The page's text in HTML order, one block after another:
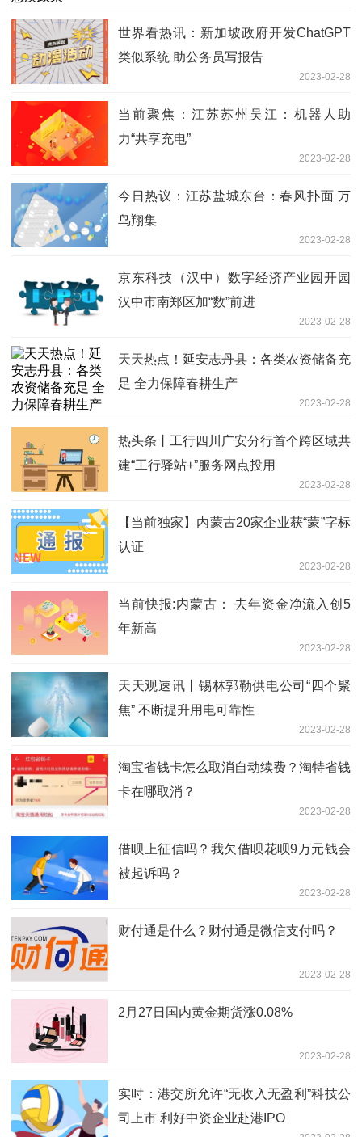
世界看热讯：新加坡政府开发ChatGPT
类似系统 助公务员写报告
2023-02-28
当前聚焦：江苏苏州吴江：机器人助
力“共享充电”
2023-02-28
今日热议：江苏盐城东台：春风扑面 万
鸟翔集
2023-02-28
京东科技（汉中）数字经济产业园开园
汉中市南郑区加“数”前进
2023-02-28
天天热点！延安志丹县：各类农资储备充
足 全力保障春耕生产
2023-02-28
热头条丨工行四川广安分行首个跨区域共
建“工行驿站+”服务网点投用
2023-02-28
【当前独家】内蒙古20家企业获“蒙”字标
认证
2023-02-28
当前快报:内蒙古： 去年资金净流入创5
年新高
2023-02-28
天天观速讯丨锡林郭勒供电公司“四个聚
焦” 不断提升用电可靠性
2023-02-28
淘宝省钱卡怎么取消自动续费？淘特省钱
卡在哪取消？
2023-02-28
借呗上征信吗？我欠借呗花呗9万元钱会
被起诉吗？
2023-02-28
财付通是什么？财付通是微信支付吗？
2023-02-28
2月27日国内黄金期货涨0.08%
2023-02-28
实时：港交所允许“无收入无盈利”科技公
司上市 利好中资企业赴港IPO